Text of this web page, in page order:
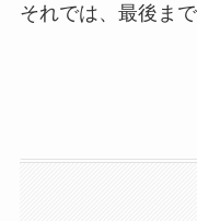
それでは、最後ま